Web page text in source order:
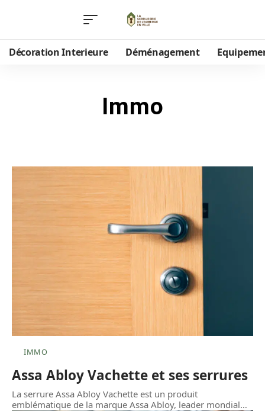
Décoration Interieure Déménagement
Immo
IMMO
Assa Abloy Vachette et ses serrures
La serrure Assa Abloy Vachette est un produit
emblématique de la marque Assa Abloy, leader mondial…